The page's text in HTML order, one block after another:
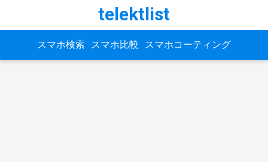
telektlist
スマホ検索 スマホ比較 スマホコーティング